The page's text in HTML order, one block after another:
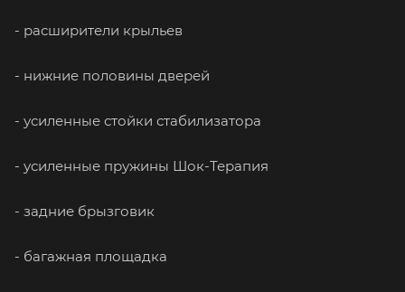
- расширители крыльев
- нижние половины дверей
- усиленные стойки стабилизатора
- усиленные пружины Шок-Терапия
- задние брызговик
- багажная площадка